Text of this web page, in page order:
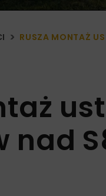
RUSZA MONTAŻ
nad